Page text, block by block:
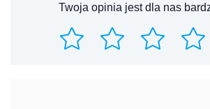
Twoja opinia jest dla nas